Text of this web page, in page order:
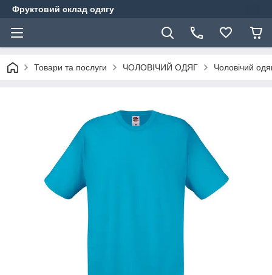
Фруктовий склад одягу
Товари та послуги ЧОЛОВІЧИЙ ОДЯГ Чоловічий